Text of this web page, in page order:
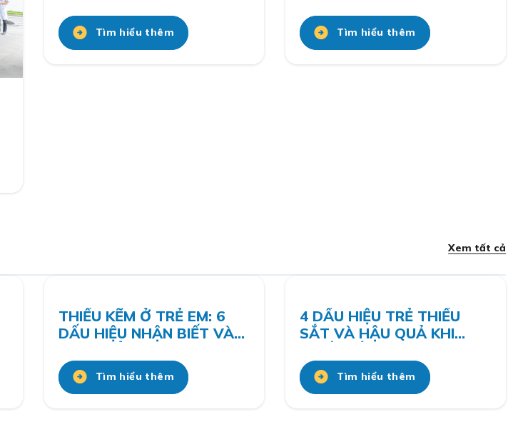
Tìm hiểu thêm Tìm hiểu thêm
Xem tất cả
THIẾU KẼM Ở TRẺ EM: 6
DẤU HIỆU NHẬN BIẾT VÀ
Tìm hiểu thêm
4 DẤU HIỆU TRẺ THIẾU
SẮT VÀ HẬU QUẢ KHI
CẦN BIẾT
Tìm hiểu thêm